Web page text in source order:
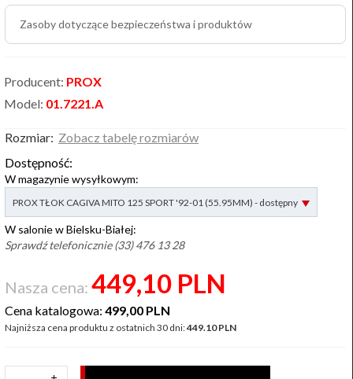
Zasoby dotyczące bezpieczeństwa i produktów
Producent: PROX
Model: 01.7221.A
Rozmiar: Zobacz tabelę rozmiarów
Dostępność:
W magazynie wysyłkowym:
PROX TŁOK CAGIVA MITO 125 SPORT '92-01 (55.95MM) - dostępny
W salonie w Bielsku-Białej:
Sprawdź telefonicznie (33) 476 13 28
Nasza cena: 449,10 PLN
Cena katalogowa: 499,00 PLN
Najniższa cena produktu z ostatnich 30 dni:449.10 PLN